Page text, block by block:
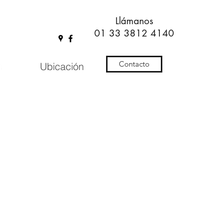
Llámanos
01 33 3812 4140
Ubicación Contacto